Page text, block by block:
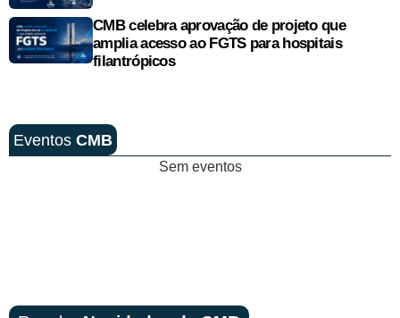
CMB celebra aprovação de projeto que
amplia acesso ao FGTS para hospitais
filantrópicos
Eventos CMB
Sem eventos